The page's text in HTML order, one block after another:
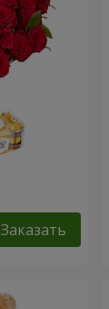
Заказать